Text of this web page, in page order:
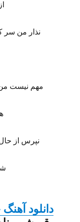
نذار من سر
مهم نیست من
نپرس از
دانلود